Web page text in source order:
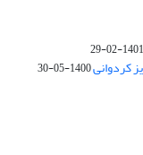
1401-02-29
کردوانی1400-05-30